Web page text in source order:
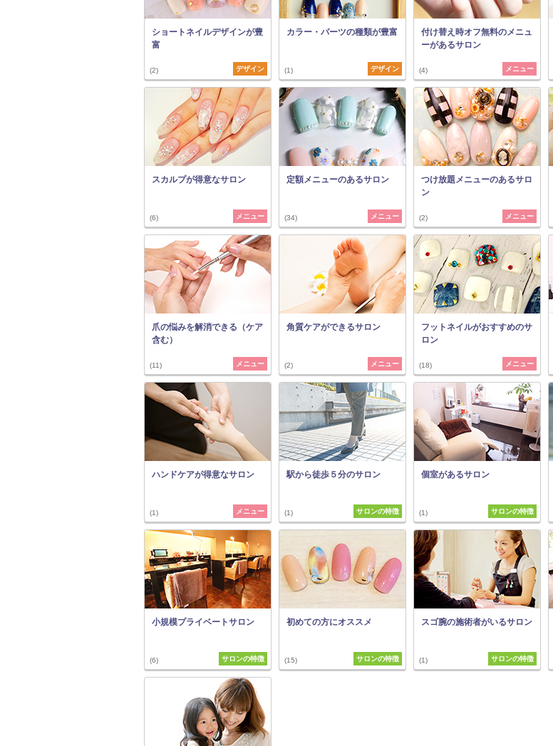
ショートネイルデザインが豊
富
(2) デザイン
カラー・パーツの種類が豊富
(1) デザイン
付け替え時オフ無料のメニュ
ーがあるサロン
(4) メニュー
スカルプが得意なサロン
(6) メニュー
定額メニューのあるサロン
(34) メニュー
つけ放題メニューのあるサロ
ン
(2) メニュー
爪の悩みを解消できる（ケア
含む）
(11) メニュー
角質ケアができるサロン
(2) メニュー
フットネイルがおすすめのサ
ロン
(18) メニュー
ハンドケアが得意なサロン
(1) メニュー
駅から徒歩５分のサロン
(1) サロンの特徴
個室があるサロン
(1) サロンの特徴
小規模プライベートサロン
(6) サロンの特徴
初めての方にオススメ
(15) サロンの特徴
スゴ腕の施術者がいるサロン
(1) サロンの特徴